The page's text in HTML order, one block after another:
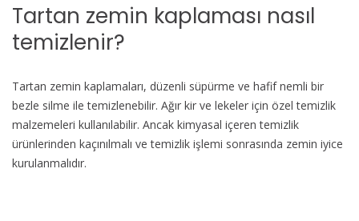
Tartan zemin kaplaması nasıl
temizlenir?
Tartan zemin kaplamaları, düzenli süpürme ve hafif nemli bir
bezle silme ile temizlenebilir. Ağır kir ve lekeler için özel temizlik
malzemeleri kullanılabilir. Ancak kimyasal içeren temizlik
ürünlerinden kaçınılmalı ve temizlik işlemi sonrasında zemin iyice
kurulanmalıdır.